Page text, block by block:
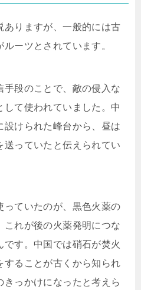
ありますが、一般的には古
ーツとされています。
段のことで、敵の侵入な
して使われていました。中
設けられた峰台から、昼は
っていたと伝えられてい
っていたのが、黒色火薬の
これが後の火薬発明につな
す。中国では硝石が焚火
することが古くから知られ
っかけになったと考えら